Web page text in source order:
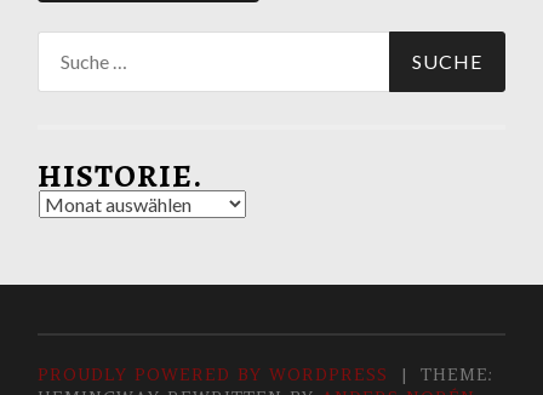
nach:
HISTORIE.
Historie.
PROUDLY POWERED BY WORDPRESS |
THEME: